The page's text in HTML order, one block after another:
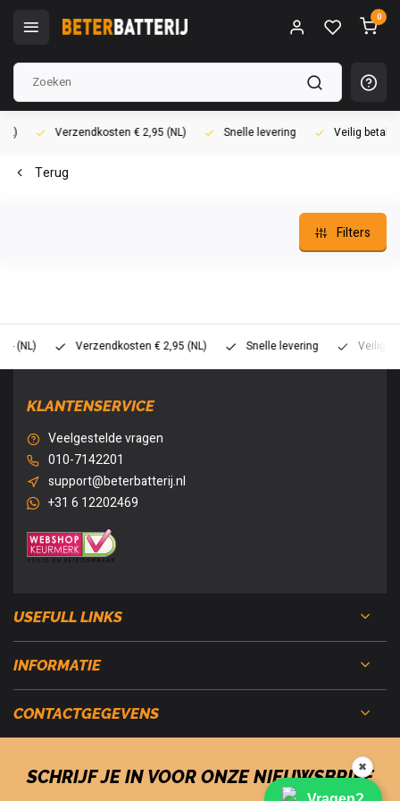
0
Verzendkosten € 2,95 (NL) Snelle levering Veilig betalen
Terug
Filters
Verzendkosten € 2,95 (NL) Snelle levering Veilig
KLANTENSERVICE
Veelgestelde vragen
010-7142201
support@beterbatterij.nl
+31 6 12202469
USEFULL LINKS
INFORMATIE
CONTACTGEGEVENS
SCHRIJF JE IN VOOR ONZE NIEUWSBRIEF
✖